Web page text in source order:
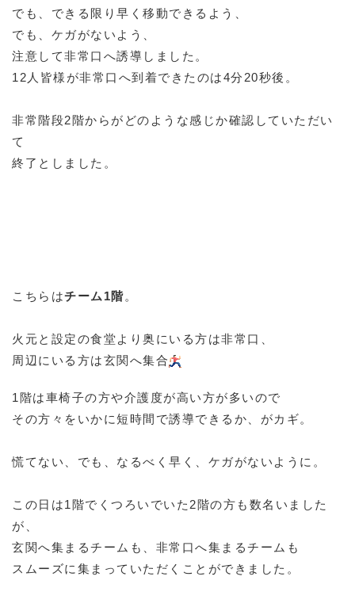
でも、できる限り早く移動できるよう、
でも、ケガがないよう、
注意して非常口へ誘導しました。
12人皆様が非常口へ到着できたのは4分20秒後。
非常階段2階からがどのような感じか確認していただい
て
終了としました。
こちらはチーム1階。
火元と設定の食堂より奥にいる方は非常口、
周辺にいる方は玄関へ集合
1階は車椅子の方や介護度が高い方が多いので
その方々をいかに短時間で誘導できるか、がカギ。
慌てない、でも、なるべく早く、ケガがないように。
この日は1階でくつろいでいた2階の方も数名いました
が、
玄関へ集まるチームも、非常口へ集まるチームも
スムーズに集まっていただくことができました。